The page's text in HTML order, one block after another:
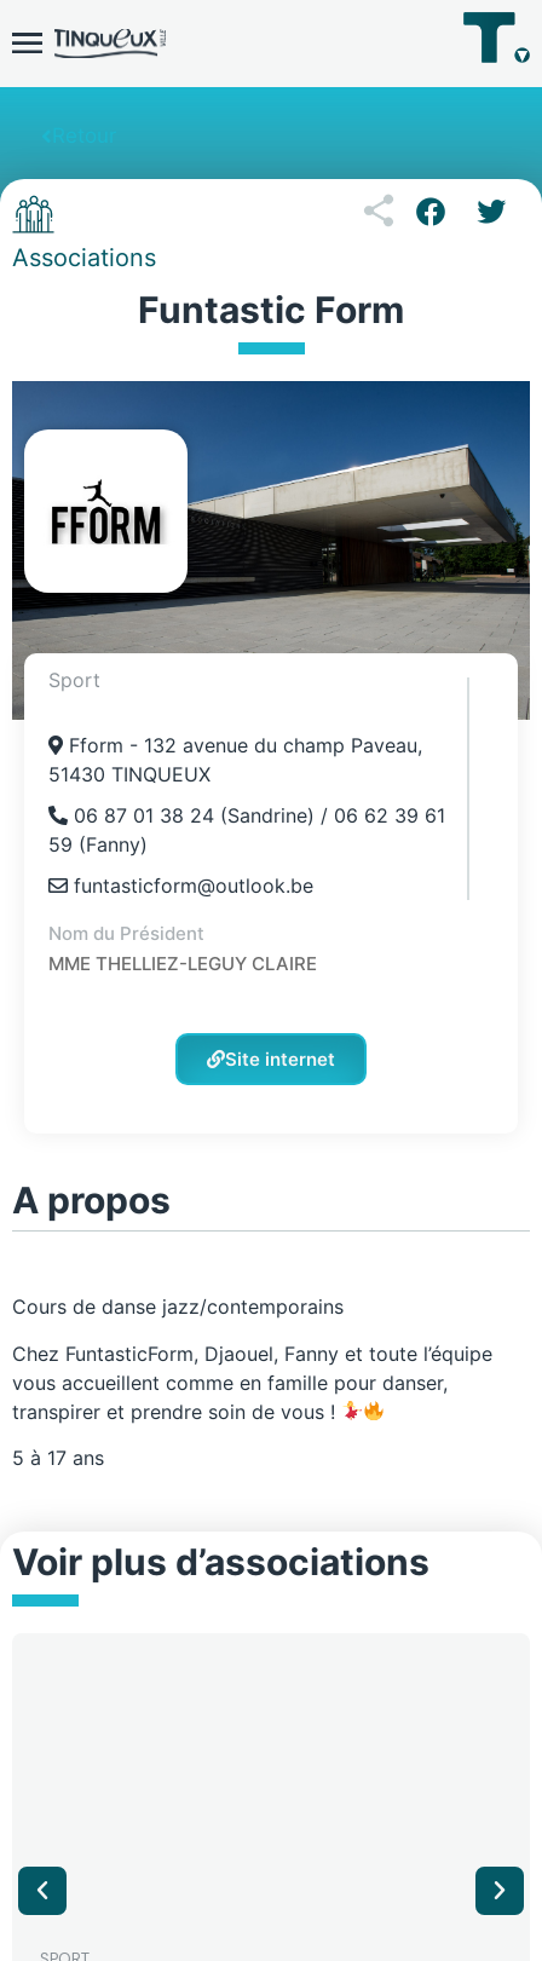
Associations
Funtastic Form
Sport
Fform - 132 avenue du champ Paveau,
51430 TINQUEUX
06 87 01 38 24 (Sandrine) / 06 62 39 61
59 (Fanny)
funtasticform@outlook.be
Nom du Président
MME THELLIEZ-LEGUY CLAIRE
Site internet
A propos
Cours de danse jazz/contemporains
Chez FuntasticForm, Djaouel, Fanny et toute l’équipe
vous accueillent comme en famille pour danser,
transpirer et prendre soin de vous !
5 à 17 ans
Voir plus d’associations